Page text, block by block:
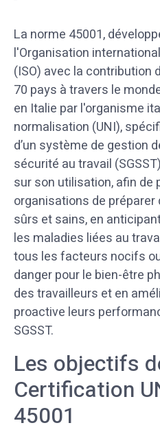
La norme 45001,
l'Organisation
(ISO) avec la contribution
70 pays à travers le
en Italie par l'organisme
normalisation (UNI),
d’un système de gestion
sécurité au travail
sur son utilisation, afin de
organisations de préparer
sûrs et sains, en
les maladies liées au
tous les facteurs nocifs
danger pour le bien-être
des travailleurs et en
proactive leurs
SGSST.
Les objectifs
Certification
45001